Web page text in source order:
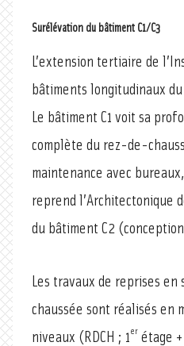
Surélévation du bâtiment C1/C3
L’extension tertiaire de
bâtiments longitudinaux
Le bâtiment C1 voit sa
complète du rez-de-
maintenance avec
reprend l’Architectonique
du bâtiment C2
Les travaux de reprises
chaussée sont réalisés en
niveaux (RDCH ; 1 er étage